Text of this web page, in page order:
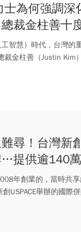
士為何強調
裁金柱善十
工智慧）時代，台灣的
裁金柱善（Justin Kim
尋！台灣新
提供逾140
年創業的，當時共
創USPACE舉辦的國際